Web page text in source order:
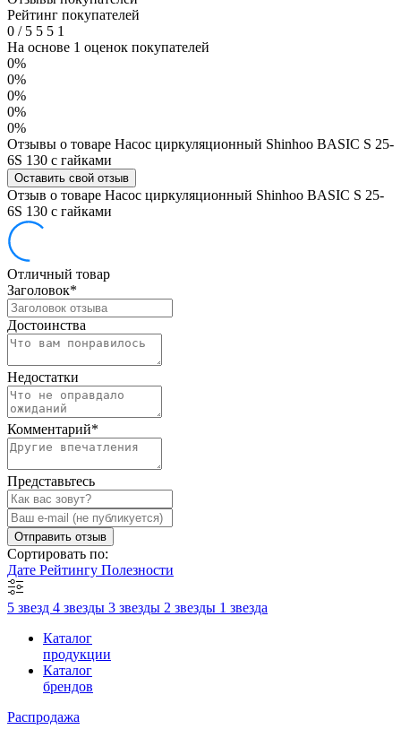
Рейтинг покупателей
0 /5 5 5 1
На основе 1 оценок покупателей
0%
0%
0%
0%
0%
Отзывы о товаре Насос циркуляционный Shinhoo BASIC S 25-
6S 130 с гайками
Оставить свой отзыв
Отзыв о товаре Насос циркуляционный Shinhoo BASIC S 25-
6S 130 с гайками
Отличный товар
Заголовок*
Достоинства
Недостатки
Комментарий*
Представьтесь
Отправить отзыв
Сортировать по:
Дате Рейтингу Полезности
5 звезд 4 звезды 3 звезды 2 звезды 1 звезда
Каталог
продукции
Каталог
брендов
Распродажа